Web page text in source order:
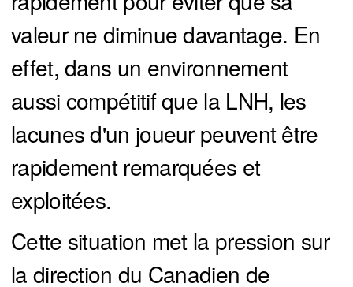
valeur ne diminue davantage. En
effet, dans un environnement
aussi compétitif que la LNH, les
lacunes d'un joueur peuvent être
rapidement remarquées et
exploitées.
Cette situation met la pression sur
la direction du Canadien de